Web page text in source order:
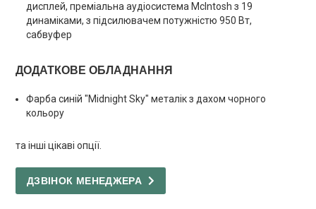
дисплей, преміальна аудіосистема McIntosh з 19
динаміками, з підсилювачем потужністю 950 Вт,
сабвуфер
ДОДАТКОВЕ ОБЛАДНАННЯ
Фарба синій "Midnight Sky" металік з дахом чорного
кольору
та інші цікаві опції.
ДЗВІНОК МЕНЕДЖЕРА